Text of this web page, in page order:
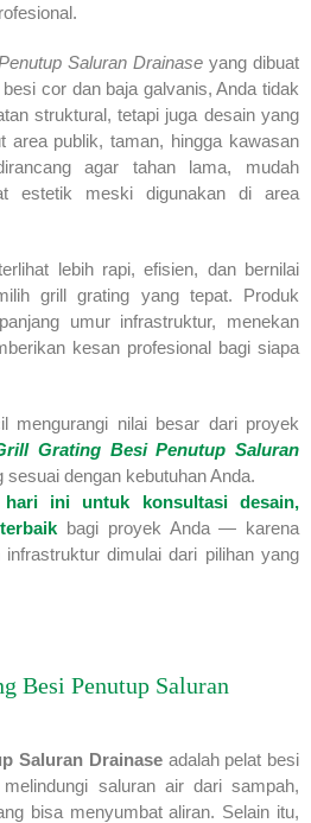
Saluran Drainase yang dibuat
cor dan baja galvanis, Anda tidak
struktural, tetapi juga desain yang
area publik, taman, hingga kawasan
agar tahan lama, mudah
estetik meski digunakan di area
lebih rapi, efisien, dan bernilai
grill grating yang tepat. Produk
umur infrastruktur, menekan
kesan profesional bagi siapa
mengurangi nilai besar dari proyek
Grating Besi Penutup Saluran
sesuai dengan kebutuhan Anda.
ini untuk konsultasi desain,
bagi proyek Anda — karena
dimulai dari pilihan yang
Besi Penutup Saluran
Saluran Drainaseadalah pelat besi
saluran air dari sampah,
bisa menyumbat aliran. Selain itu,